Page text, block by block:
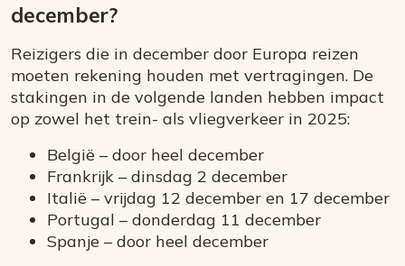
december?
Reizigers die in december door Europa reizen
moeten rekening houden met vertragingen. De
stakingen in de volgende landen hebben impact
op zowel het trein- als vliegverkeer in 2025:
België – door heel december
Frankrijk – dinsdag 2 december
Italië – vrijdag 12 december en 17 december
Portugal – donderdag 11 december
Spanje – door heel december